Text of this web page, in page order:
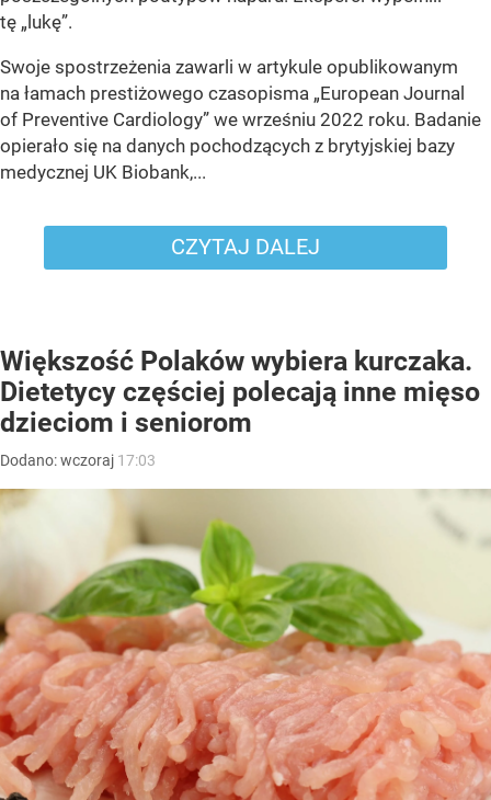
tę „lukę”.
Swoje spostrzeżenia zawarli w artykule opublikowanym
na łamach prestiżowego czasopisma „European Journal
of Preventive Cardiology” we wrześniu 2022 roku. Badanie
opierało się na danych pochodzących z brytyjskiej bazy
medycznej UK Biobank,...
CZYTAJ DALEJ
Większość Polaków wybiera kurczaka.
Dietetycy częściej polecają inne mięso
dzieciom i seniorom
Dodano:wczoraj 17:03